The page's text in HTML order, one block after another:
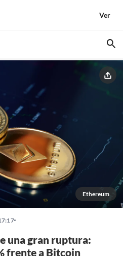
Ver
Ethereum
una gran ruptura:
frente a Bitcoin